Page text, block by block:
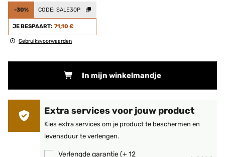
-30% CODE: SALE30P
JE BESPAART: 71,10 €
Gebruiksvoorwaarden
In mijn winkelmandje
Extra services voor jouw product
Kies extra services om je product te beschermen en
levensduur te verlengen.
Verlengde garantie (+ 12